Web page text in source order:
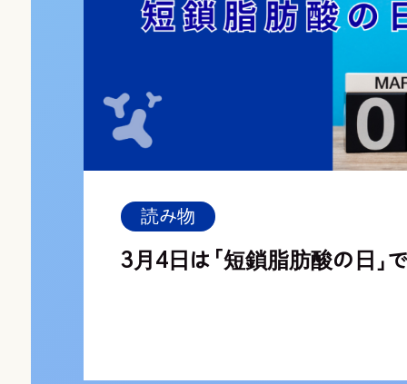
読み物
3月4日は「短鎖脂肪酸の日」